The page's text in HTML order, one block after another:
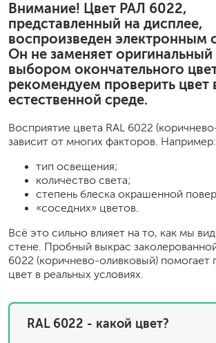
Внимание! Цвет РАЛ 6022,
представленный на дисплее,
воспроизведен электронным
Он не заменяет оригинальный
выбором окончательного
рекомендуем проверить цвет
естественной среде.
Восприятие цвета RAL 6022
зависит от многих факторов. Например:
тип освещения;
количество света;
степень блеска окрашенной
«соседних» цветов.
Всё это сильно влияет на то, как мы
стене. Пробный выкрас заколерованной
6022 (коричнево-оливковый) помогает
цвет в реальных условиях.
RAL 6022 - какой цвет?